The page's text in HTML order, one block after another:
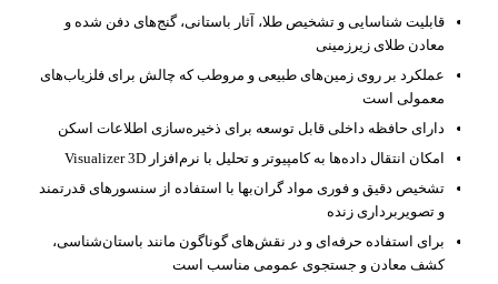
قابلیت شناسایی و تشخیص طلا، آثار باستانی، گنج‌های دفن شده و
معادن طلای زیرزمینی
عملکرد بر روی زمین‌های طبیعی و مروطب که چالش برای فلزیاب‌های
معمولی است
دارای حافظه داخلی قابل توسعه برای ذخیره‌سازی اطلاعات اسکن
امکان انتقال داده‌ها به کامپیوتر و تحلیل با نرم‌افزار Visualizer 3D
تشخیص دقیق و فوری مواد گران‌بها با استفاده از سنسورهای قدرتمند
و تصویربرداری زنده
برای استفاده حرفه‌ای و در نقش‌های گوناگون مانند باستان‌شناسی،
کشف معادن و جستجوی عمومی مناسب است